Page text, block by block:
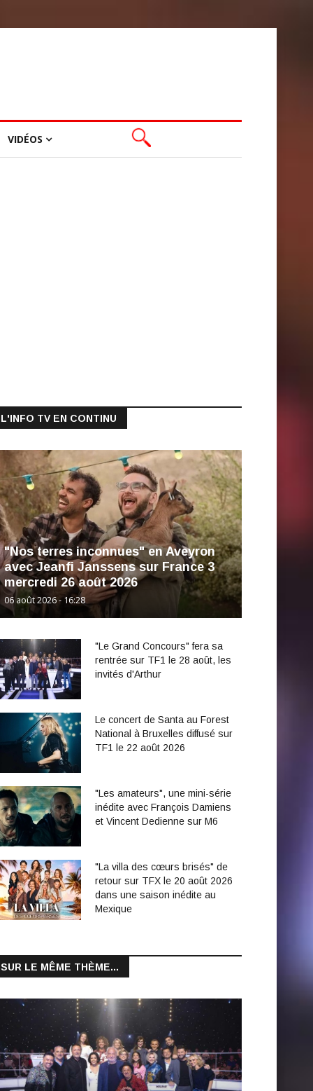
VIDÉOS
L'INFO TV EN CONTINU
"Nos terres inconnues" en Aveyron
avec Jeanfi Janssens sur France 3
mercredi 26 août 2026
06 août 2026 - 16:28
"Le Grand Concours" fera sa
rentrée sur TF1 le 28 août, les
invités d'Arthur
Le concert de Santa au Forest
National à Bruxelles diffusé sur
TF1 le 22 août 2026
"Les amateurs", une mini-série
inédite avec François Damiens
et Vincent Dedienne sur M6
"La villa des cœurs brisés" de
retour sur TFX le 20 août 2026
dans une saison inédite au
Mexique
SUR LE MÊME THÈME...